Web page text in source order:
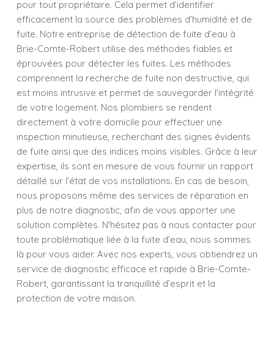
pour tout propriétaire. Cela permet d’identifier
efficacement la source des problèmes d'humidité et de
fuite. Notre entreprise de détection de fuite d’eau à
Brie-Comte-Robert utilise des méthodes fiables et
éprouvées pour détecter les fuites. Les méthodes
comprennent la recherche de fuite non destructive, qui
est moins intrusive et permet de sauvegarder l'intégrité
de votre logement. Nos plombiers se rendent
directement à votre domicile pour effectuer une
inspection minutieuse, recherchant des signes évidents
de fuite ainsi que des indices moins visibles. Grâce à leur
expertise, ils sont en mesure de vous fournir un rapport
détaillé sur l'état de vos installations. En cas de besoin,
nous proposons même des services de réparation en
plus de notre diagnostic, afin de vous apporter une
solution complètes. N'hésitez pas à nous contacter pour
toute problématique liée à la fuite d’eau, nous sommes
là pour vous aider. Avec nos experts, vous obtiendrez un
service de diagnostic efficace et rapide à Brie-Comte-
Robert, garantissant la tranquillité d’esprit et la
protection de votre maison.